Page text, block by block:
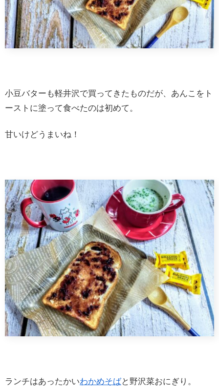
小豆バターも軽井沢で買ってきたものだが、あんこをト
ーストに塗って食べたのは初めて。
甘いけどうまいね！
ランチはあったかいわかめそばと野沢菜おにぎり。